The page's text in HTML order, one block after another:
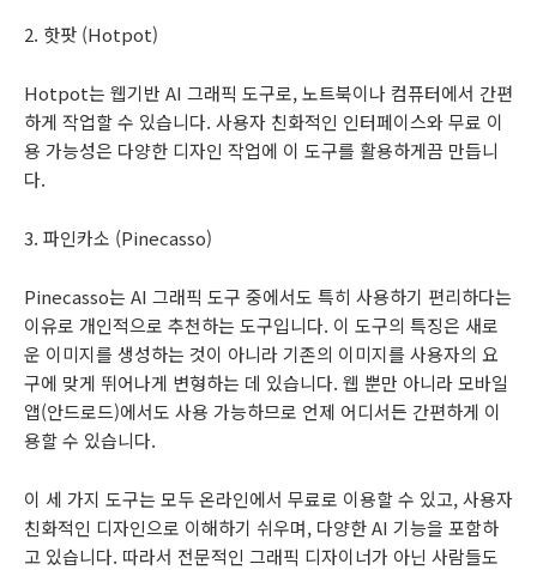
2. 핫팟 (Hotpot)
Hotpot는 웹기반 AI 그래픽 도구로, 노트북이나 컴퓨터에서 간편
하게 작업할 수 있습니다. 사용자 친화적인 인터페이스와 무료 이
용 가능성은 다양한 디자인 작업에 이 도구를 활용하게끔 만듭니
다.
3. 파인카소 (Pinecasso)
Pinecasso는 AI 그래픽 도구 중에서도 특히 사용하기 편리하다는
이유로 개인적으로 추천하는 도구입니다. 이 도구의 특징은 새로
운 이미지를 생성하는 것이 아니라 기존의 이미지를 사용자의 요
구에 맞게 뛰어나게 변형하는 데 있습니다. 웹 뿐만 아니라 모바일
앱(안드로드)에서도 사용 가능하므로 언제 어디서든 간편하게 이
용할 수 있습니다.
이 세 가지 도구는 모두 온라인에서 무료로 이용할 수 있고, 사용자
친화적인 디자인으로 이해하기 쉬우며, 다양한 AI 기능을 포함하
고 있습니다. 따라서 전문적인 그래픽 디자이너가 아닌 사람들도